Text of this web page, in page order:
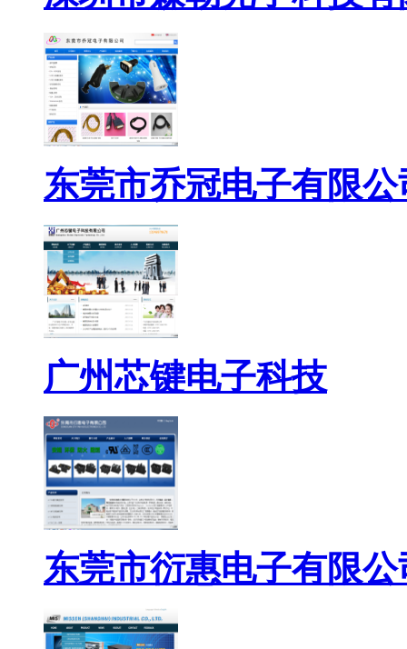
东莞市乔冠电子有限公
广州芯键电子科技
东莞市衍惠电子有限公